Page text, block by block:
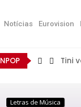
Notícias Eurovision
Tini
Letras de Música